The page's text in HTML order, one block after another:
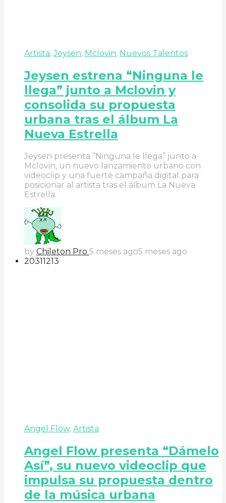
Artista,Jeysen, Mclovin, Nuevos Talentos
Jeysen estrena “Ninguna le
llega” junto a Mclovin y
consolida su propuesta
urbana tras el álbum La
Nueva Estrella
Jeysen presenta “Ninguna le llega” junto a
Mclovin, un nuevo lanzamiento urbano con
videoclip y una fuerte campaña digital para
posicionar al artista tras el álbum La Nueva
Estrella.
by Chileton Pro 5 meses ago5 meses ago
20311213
Angel Flow, Artista
Angel Flow presenta “Dámelo
Así”, su nuevo videoclip que
impulsa su propuesta dentro
de la música urbana